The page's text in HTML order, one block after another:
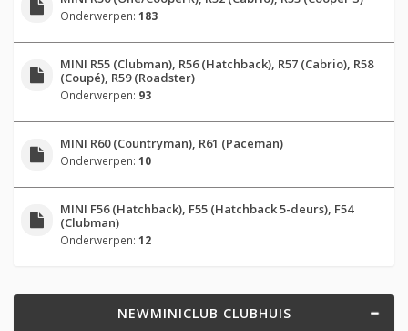
Onderwerpen: 183
MINI R55 (Clubman), R56 (Hatchback), R57 (Cabrio), R58
(Coupé), R59 (Roadster)
Onderwerpen: 93
MINI R60 (Countryman), R61 (Paceman)
Onderwerpen: 10
MINI F56 (Hatchback), F55 (Hatchback 5-deurs), F54
(Clubman)
Onderwerpen: 12
NEWMINICLUB CLUBHUIS